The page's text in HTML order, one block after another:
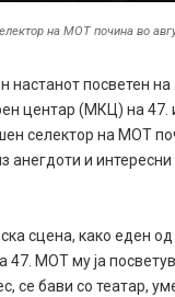
на МОТ почина во
настанот
центар (МКЦ) на
селектор на МОТ
анегдоти и
сцена, како еден
47. МОТ му ја
се бави со театар,